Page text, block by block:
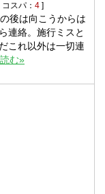
コスパ： 4 ]
後は向こうからは
連絡。施行ミスと
これ以外は一切連
む»